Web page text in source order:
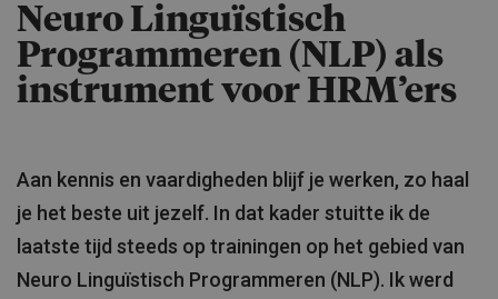
Neuro Linguïstisch
Programmeren (NLP) als
instrument voor HRM’ers
Aan kennis en vaardigheden blijf je werken, zo haal
je het beste uit jezelf. In dat kader stuitte ik de
laatste tijd steeds op trainingen op het gebied van
Neuro Linguïstisch Programmeren (NLP). Ik werd